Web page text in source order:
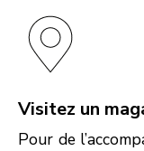
Visitez un
Pour de